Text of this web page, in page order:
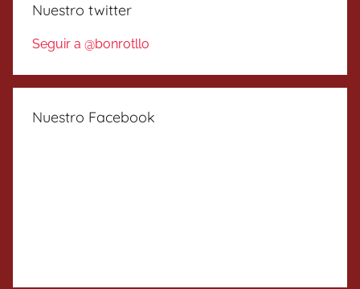
Nuestro twitter
Seguir a @bonrotllo
Nuestro Facebook